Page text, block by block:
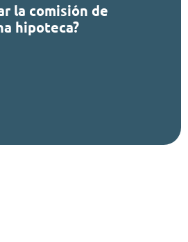
la comisión de
hipoteca?